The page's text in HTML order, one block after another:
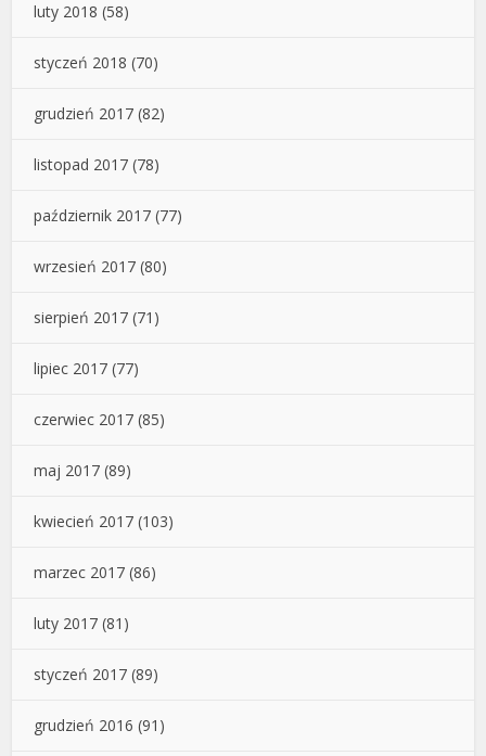
luty 2018 (58)
styczeń 2018 (70)
grudzień 2017 (82)
listopad 2017 (78)
październik 2017 (77)
wrzesień 2017 (80)
sierpień 2017 (71)
lipiec 2017 (77)
czerwiec 2017 (85)
maj 2017 (89)
kwiecień 2017 (103)
marzec 2017 (86)
luty 2017 (81)
styczeń 2017 (89)
grudzień 2016 (91)